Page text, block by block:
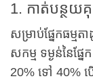
1. កាត់បន្ថយ
សម្រាប់ផ្នែកធម្ម
សកម្ម ទម្ងន់នៃផ្ន
20% ទៅ 40% ប